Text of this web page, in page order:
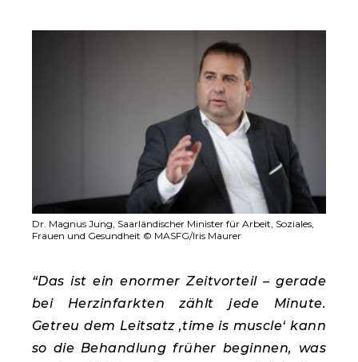
Dr. Magnus Jung, Saarländischer Minister für Arbeit, Soziales,
Frauen und Gesundheit © MASFG/Iris Maurer
“Das ist ein enormer Zeitvorteil – gerade
bei Herzinfarkten zählt jede Minute.
Getreu dem Leitsatz ‚time is muscle‘ kann
so die Behandlung früher beginnen, was